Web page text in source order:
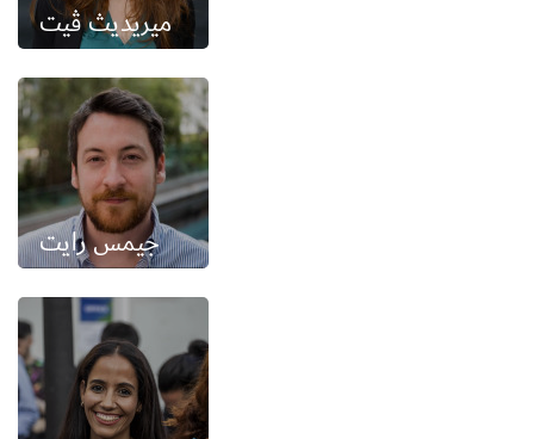
ميريديث ڤيت
جيمس رايت